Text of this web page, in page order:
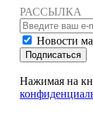
РАССЫЛКА
Новости
Подписаться
Нажимая на